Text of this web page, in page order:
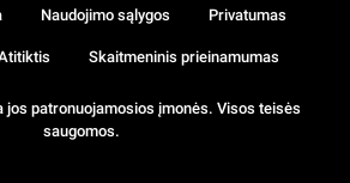
jos patronuojamosios įmonės. Visos teisės
saugomos.
Naudojimo sąlygos Privatumas
Skaitmeninis prieinamumas